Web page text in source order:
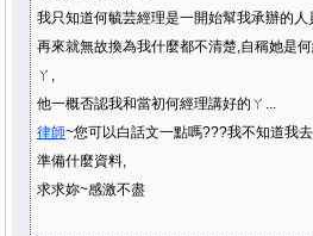
我只知道何毓芸經理是一開始幫我承辦的人
再來就無故換為我什麼都不清楚,自稱她是
ㄚ,
他一概否認我和當初何經理講好的ㄚ...
律師~您可以白話文一點嗎???我不知道我
準備什麼資料,
求求妳~感激不盡